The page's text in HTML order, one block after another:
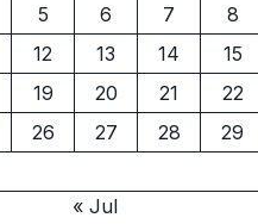
5 6 7 8
12 13 14 15
19 20 21 22
26 27 28 29
« Jul